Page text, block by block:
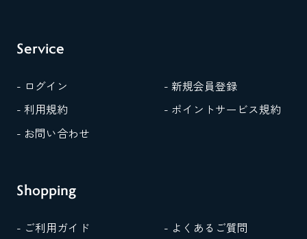
Service
- ログイン
- 新規会員登録
- 利用規約
- ポイントサービス規約
- お問い合わせ
Shopping
- ご利用ガイド
- よくあるご質問